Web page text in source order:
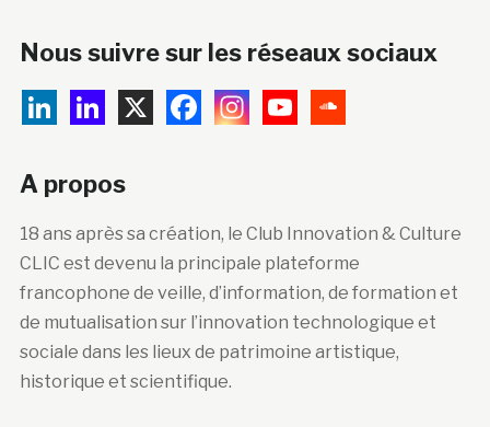
Nous suivre sur les réseaux sociaux
A propos
18 ans après sa création, le Club Innovation & Culture
CLIC est devenu la principale plateforme
francophone de veille, d’information, de formation et
de mutualisation sur l’innovation technologique et
sociale dans les lieux de patrimoine artistique,
historique et scientifique.